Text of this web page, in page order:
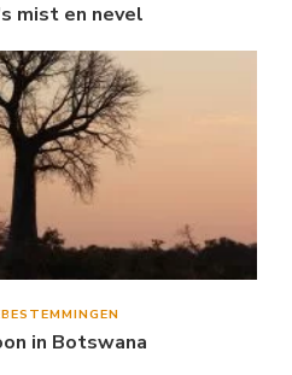
mist en nevel
in Botswana